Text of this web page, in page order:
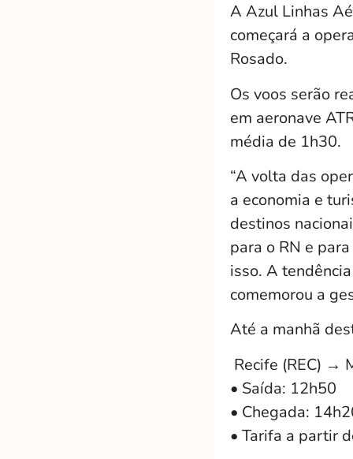
A Azul Linhas
começará a
Rosado.
Os voos serão
em aeronave
média de 1h30.
“A volta das
a economia e
destinos
para o RN e
isso. A
comemorou a
Até a manhã
Recife (REC) →
• Saída: 12h50
• Chegada:
• Tarifa a partir